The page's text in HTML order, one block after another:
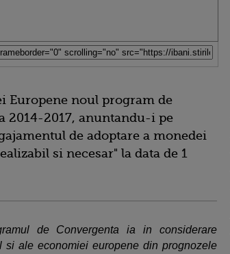
Europene noul program de
2014-2017, anuntandu-i pe
de adoptare a monedei
si necesar" la data de 1
de Convergenta ia in considerare
si ale economiei europene din prognozele